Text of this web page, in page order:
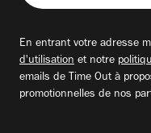
adresse
En entrant votre adresse
d'utilisation et notre
emails de Time Out à
promotionnelles de nos